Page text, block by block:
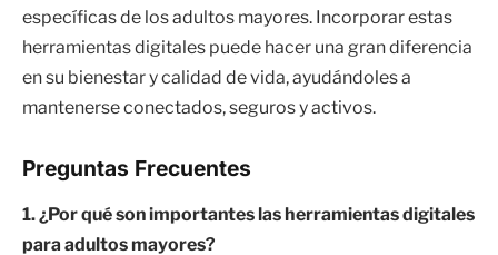
específicas de los adultos mayores. Incorporar estas
herramientas digitales puede hacer una gran diferencia
en su bienestar y calidad de vida, ayudándoles a
mantenerse conectados, seguros y activos.
Preguntas Frecuentes
1. ¿Por qué son importantes las herramientas digitales
para adultos mayores?